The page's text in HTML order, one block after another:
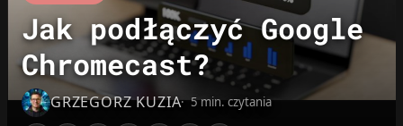
Jak podłączyć Google
Chromecast?
GRZEGORZ KUZIA 5 min. czytania